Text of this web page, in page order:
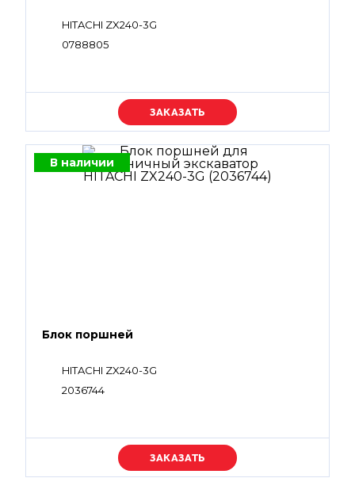
HITACHI ZX240-3G
0788805
Уточняйте цену
В наличии
Блок поршней
HITACHI ZX240-3G
2036744
Уточняйте цену